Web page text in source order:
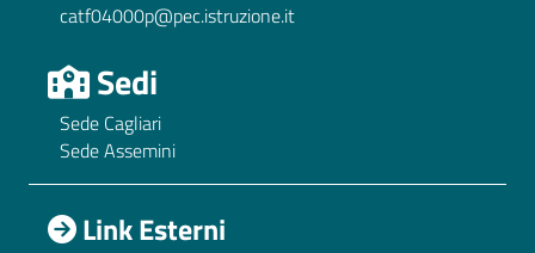
catf04000p@pec.istruzione.it
Sedi
Sede Cagliari
Sede Assemini
Link Esterni